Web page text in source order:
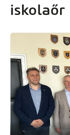
iskolaőr